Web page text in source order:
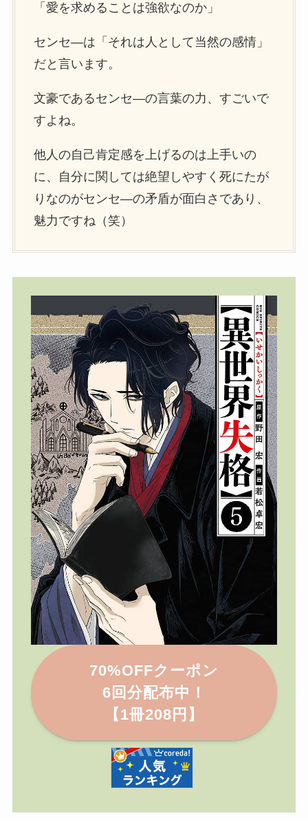
「愛を求めることは強欲なのか」
センセ―は「それは人として当然の感情」
だと言います。
文豪であるセンセ―の言葉の力、すごいで
すよね。
他人の自己肯定感を上げるのは上手いの
に、自分に関しては絶望しやすく死にたが
りなのがセンセ―の矛盾が面白さであり、
魅力ですね（笑）
70%OFFクーポン
6回分配布中！
【1冊208円】